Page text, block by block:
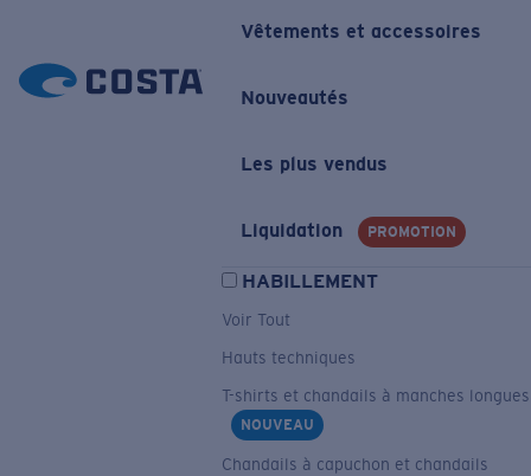
Vêtements et accessoires
Nouveautés
Les plus vendus
Liquidation PROMOTION
HABILLEMENT
Voir Tout
Hauts techniques
T-shirts et chandails à manches longues
NOUVEAU
Chandails à capuchon et chandails